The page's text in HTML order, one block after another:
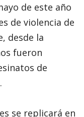
de este año
de violencia de
desde la
fueron
de
se replicará en